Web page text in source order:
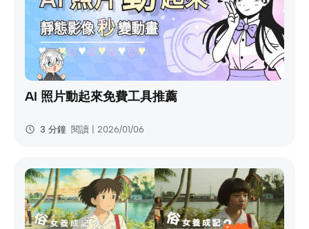
AI 照片動起來免費工具推薦
3 分鐘 閱讀 | 2026/01/06